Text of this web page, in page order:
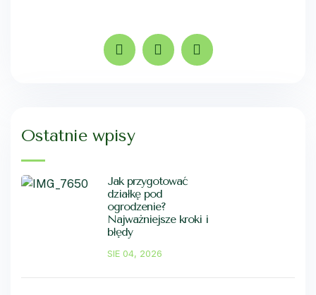
Ostatnie wpisy
Jak przygotować
działkę pod
ogrodzenie?
Najważniejsze kroki i
błędy
SIE 04, 2026